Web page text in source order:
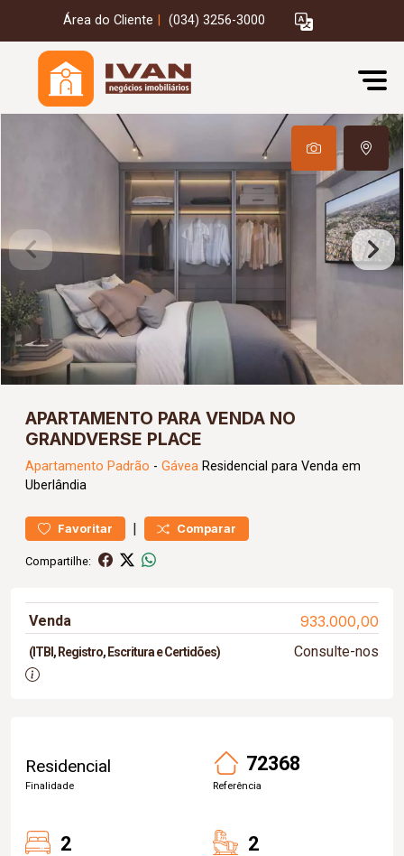
Área do Cliente (034) 3256-3000
APARTAMENTO PARA VENDA NO
GRANDVERSE PLACE
Apartamento Padrão - Gávea Residencial para Venda em
Uberlândia
Favoritar | Comparar
Compartilhe:
Venda 933.000,00
(ITBI, Registro, Escritura e Certidões) Consulte-nos
Residencial
Finalidade
72368
Referência
2 2